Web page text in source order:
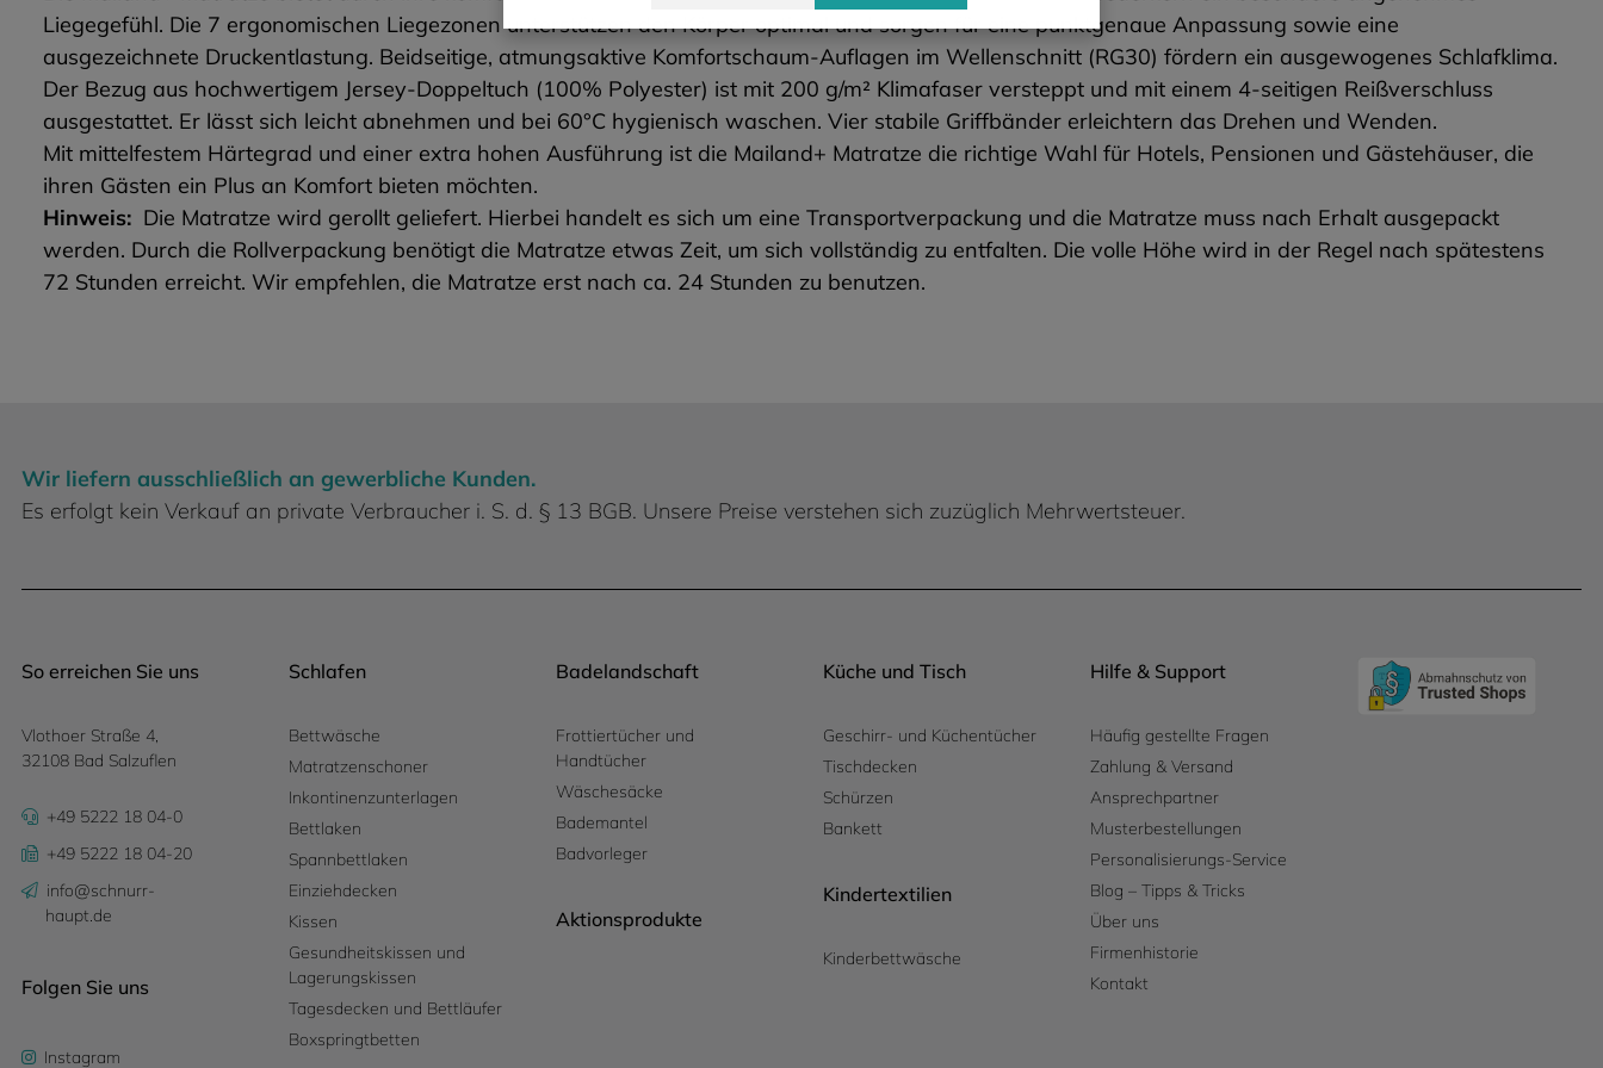
Liegegefühl. Die 7 ergonomischen Liegezonen unterstützen den Körper optimal und sorgen für eine punktgenaue Anpassung sowie eine
ausgezeichnete Druckentlastung. Beidseitige, atmungsaktive Komfortschaum-Auflagen im Wellenschnitt (RG30) fördern ein ausgewogenes Schlafklima.
Der Bezug aus hochwertigem Jersey-Doppeltuch (100% Polyester) ist mit 200 g/m² Klimafaser versteppt und mit einem 4-seitigen Reißverschluss
ausgestattet. Er lässt sich leicht abnehmen und bei 60°C hygienisch waschen. Vier stabile Griffbänder erleichtern das Drehen und Wenden.
Mit mittelfestem Härtegrad und einer extra hohen Ausführung ist die Mailand+ Matratze die richtige Wahl für Hotels, Pensionen und Gästehäuser, die
ihren Gästen ein Plus an Komfort bieten möchten.
Hinweis: Die Matratze wird gerollt geliefert. Hierbei handelt es sich um eine Transportverpackung und die Matratze muss nach Erhalt ausgepackt
werden. Durch die Rollverpackung benötigt die Matratze etwas Zeit, um sich vollständig zu entfalten. Die volle Höhe wird in der Regel nach spätestens
72 Stunden erreicht. Wir empfehlen, die Matratze erst nach ca. 24 Stunden zu benutzen.
Wir liefern ausschließlich an gewerbliche Kunden.
Es erfolgt kein Verkauf an private Verbraucher i. S. d. § 13 BGB. Unsere Preise verstehen sich zuzüglich Mehrwertsteuer.
So erreichen Sie uns
Vlothoer Straße 4,
32108 Bad Salzuflen
+49 5222 18 04-0
+49 5222 18 04-20
info@schnurr-
haupt.de
Folgen Sie uns
Instagram
Schlafen
Bettwäsche
Matratzenschoner
Inkontinenzunterlagen
Bettlaken
Spannbettlaken
Einziehdecken
Kissen
Gesundheitskissen und
Lagerungskissen
Tagesdecken und Bettläufer
Boxspringtbetten
Badelandschaft
Frottiertücher und
Handtücher
Wäschesäcke
Bademantel
Badvorleger
Aktionsprodukte
Küche und Tisch
Geschirr- und Küchentücher
Tischdecken
Schürzen
Bankett
Kindertextilien
Kinderbettwäsche
Hilfe & Support
Häufig gestellte Fragen
Zahlung & Versand
Ansprechpartner
Musterbestellungen
Personalisierungs-Service
Blog – Tipps & Tricks
Über uns
Firmenhistorie
Kontakt